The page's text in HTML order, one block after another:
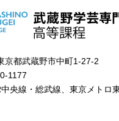
京都武蔵野市中町1-27-2
1177
央線・総武線、東京メトロ